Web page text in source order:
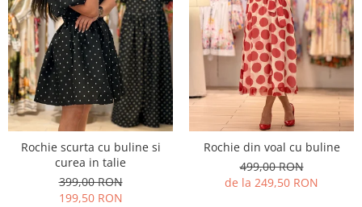
Rochie scurta cu buline si
curea in talie
399,00 RON
199,50 RON
Rochie din voal cu buline
499,00 RON
de la 249,50 RON